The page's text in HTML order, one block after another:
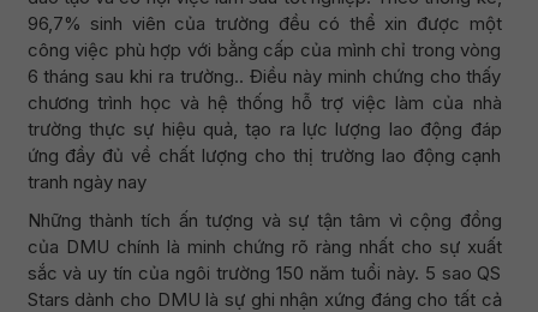
96,7% sinh viên của trường đều có thể xin được một
công việc phù hợp với bằng cấp của mình chỉ trong vòng
6 tháng sau khi ra trường.. Điều này minh chứng cho thấy
chương trình học và hệ thống hỗ trợ việc làm của nhà
trường thực sự hiệu quả, tạo ra lực lượng lao động đáp
ứng đầy đủ về chất lượng cho thị trường lao động cạnh
tranh ngày nay
Những thành tích ấn tượng và sự tận tâm vì cộng đồng
của DMU chính là minh chứng rõ ràng nhất cho sự xuất
sắc và uy tín của ngôi trường 150 năm tuổi này. 5 sao QS
Stars dành cho DMU là sự ghi nhận xứng đáng cho tất cả